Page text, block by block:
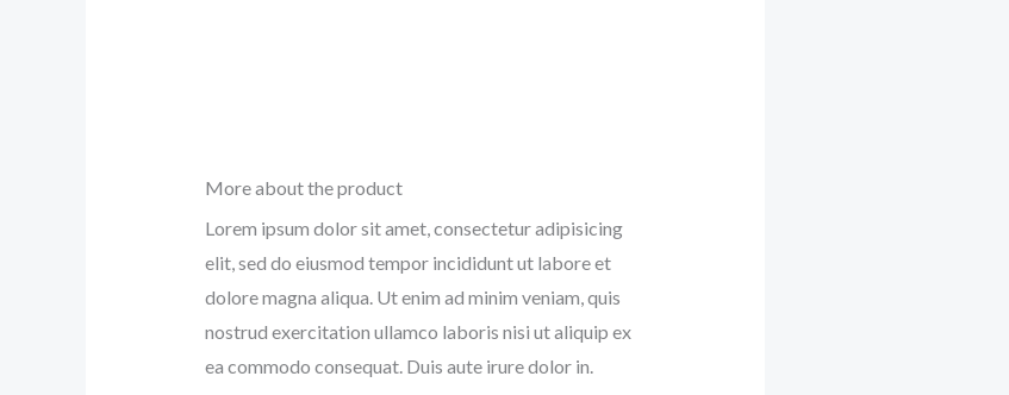
More about the product
Lorem ipsum dolor sit amet, consectetur adipisicing
elit, sed do eiusmod tempor incididunt ut labore et
dolore magna aliqua. Ut enim ad minim veniam, quis
nostrud exercitation ullamco laboris nisi ut aliquip ex
ea commodo consequat. Duis aute irure dolor in.